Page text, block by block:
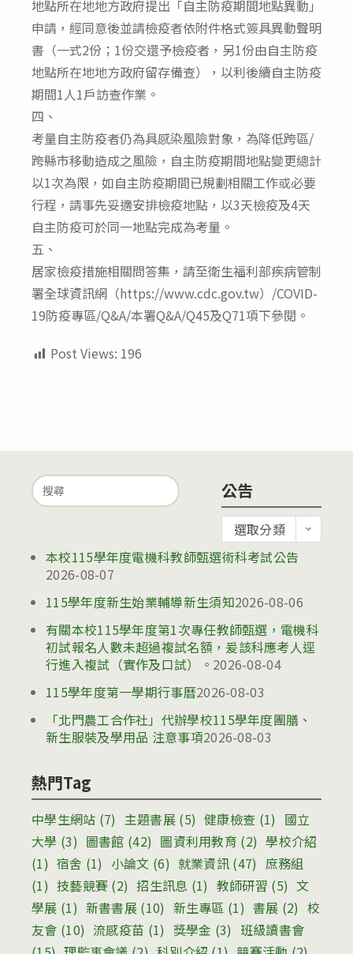
地點所在地地方政府提出「自主防疫期間地點異動」
申請，經同意後並請檢疫者依附件格式簽具異動聲明
書（一式2份；1份交還予檢疫者，另1份由自主防疫
地點所在地地方政府留存備查），以利後續自主防疫
期間1人1戶訪查作業。
四、
考量自主防疫者仍為具感染風險對象，為降低跨區/
跨縣市移動造成之風險，自主防疫期間地點變更總計
以1次為限，如自主防疫期間已規劃相關工作或必要
行程，請事先妥適安排檢疫地點，以3天檢疫及4天
自主防疫可於同一地點完成為考量。
五、
居家檢疫措施相關問答集，請至衛生福利部疾病管制
署全球資訊網（https://www.cdc.gov.tw）/COVID-
19防疫專區/Q&A/本署Q&A/Q45及Q71項下參閱。
Post Views: 196
Search
for:
公告
告
選取分類
本校115學年度電機科教師甄選術科考試公告
2026-08-07
115學年度新生始業輔導新生須知2026-08-06
有關本校115學年度第1次專任教師甄選，電機科
初試報名人數未超過複試名額，爰該科應考人逕
行進入複試（實作及口試）。 2026-08-04
115學年度第一學期行事曆2026-08-03
「北門農工合作社」代辦學校115學年度團膳、
新生服裝及學用品 注意事項2026-08-03
熱門Tag
中學生網站 (7) 主題書展(5) 健康檢查 (1) 國立
大學 (3) 圖書館 (42) 圖資利用教育 (2) 學校介紹
(1) 宿舍 (1) 小論文 (6) 就業資訊 (47) 庶務組
(1) 技藝競賽 (2) 招生訊息 (1) 教師研習 (5) 文
學展 (1) 新書書展 (10) 新生專區 (1) 書展 (2) 校
友會 (10) 流感疫苗 (1) 獎學金 (3) 班級讀書會